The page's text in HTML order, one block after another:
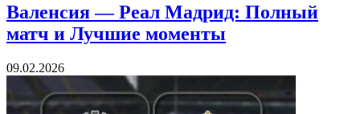
Валенсия — Реал Мадрид: Полный
матч и Лучшие моменты
09.02.2026